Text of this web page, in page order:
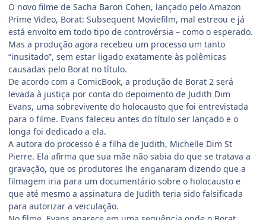
O novo filme de Sacha Baron Cohen, lançado pelo Amazon
Prime Video, Borat: Subsequent Moviefilm, mal estreou e já
está envolto em todo tipo de controvérsia – como o esperado.
Mas a produção agora recebeu um processo um tanto
“inusitado”, sem estar ligado exatamente às polêmicas
causadas pelo Borat no título.
De acordo com a ComicBook, a produção de Borat 2 será
levada à justiça por conta do depoimento de Judith Dim
Evans, uma sobrevivente do holocausto que foi entrevistada
para o filme. Evans faleceu antes do título ser lançado e o
longa foi dedicado a ela.
A autora do processo é a filha de Judith, Michelle Dim St
Pierre. Ela afirma que sua mãe não sabia do que se tratava a
gravação, que os produtores lhe enganaram dizendo que a
filmagem iria para um documentário sobre o holocausto e
que até mesmo a assinatura de Judith teria sido falsificada
para autorizar a veiculação.